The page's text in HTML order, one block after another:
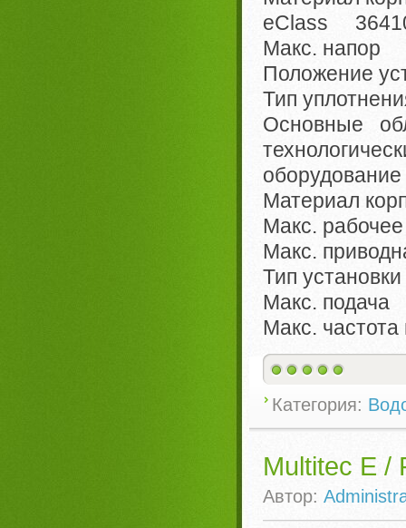
eClass
Макс. напор
Положение
Тип
Основные
Материал
Макс.
Макс.
Тип
Макс.
Макс.
Категория:
Multitec E /
Автор: